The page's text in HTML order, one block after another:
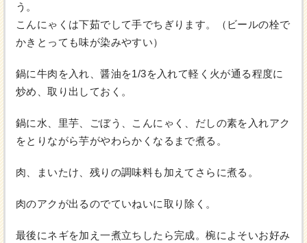
う。
こんにゃくは下茹でして手でちぎります。（ビールの栓で
かきとっても味が染みやすい）
鍋に牛肉を入れ、醤油を1/3を入れて軽く火が通る程度に
炒め、取り出しておく。
鍋に水、里芋、ごぼう、こんにゃく、だしの素を入れアク
をとりながら芋がやわらかくなるまで煮る。
肉、まいたけ、残りの調味料も加えてさらに煮る。
肉のアクが出るのでていねいに取り除く。
最後にネギを加え一煮立ちしたら完成。椀によそいお好み